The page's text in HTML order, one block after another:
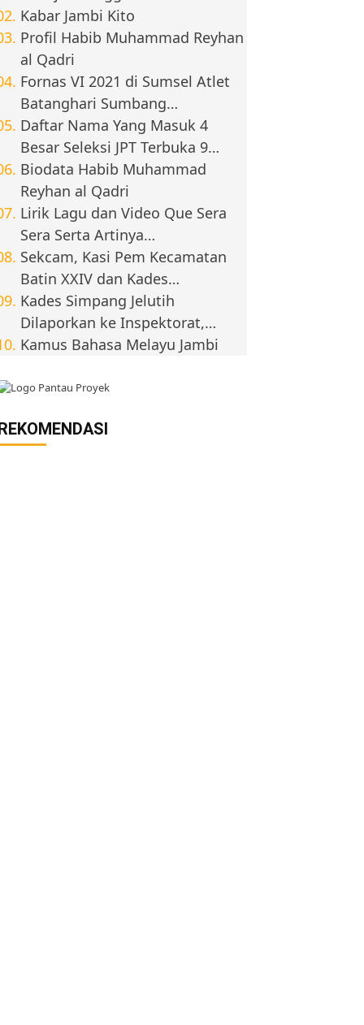
Kabar Jambi Kito
Profil Habib Muhammad Reyhan
al Qadri
Fornas VI 2021 di Sumsel Atlet
Batanghari Sumbang…
Daftar Nama Yang Masuk 4
Besar Seleksi JPT Terbuka 9…
Biodata Habib Muhammad
Reyhan al Qadri
Lirik Lagu dan Video Que Sera
Sera Serta Artinya…
Sekcam, Kasi Pem Kecamatan
Batin XXIV dan Kades…
Kades Simpang Jelutih
Dilaporkan ke Inspektorat,…
Kamus Bahasa Melayu Jambi